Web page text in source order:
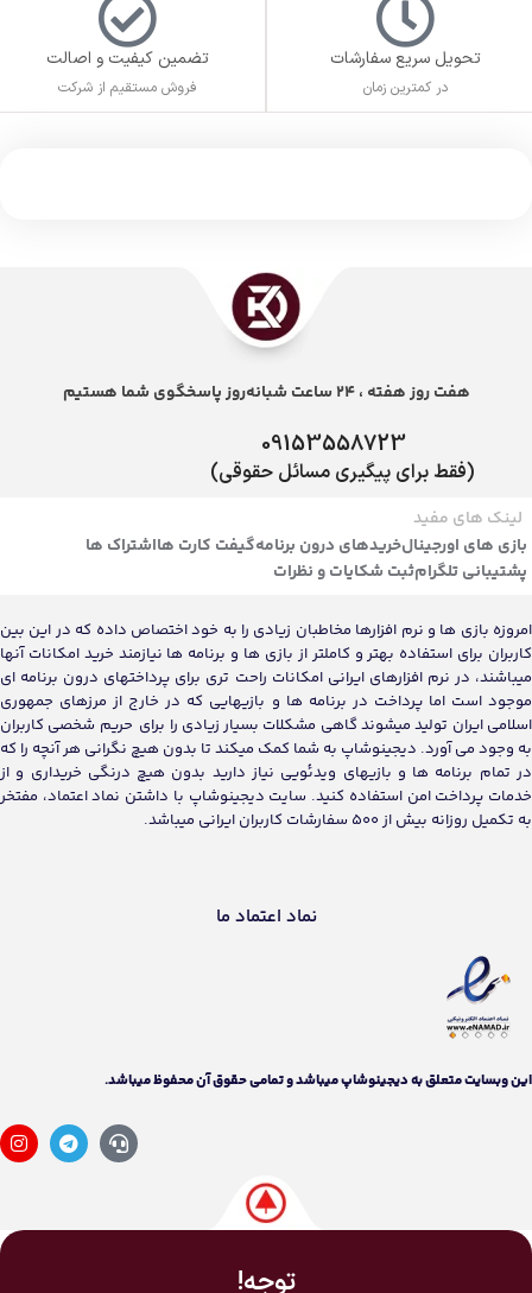
تحویل سریع سفارشات
در کمترین زمان
تضمین کیفیت و اصالت
فروش مستقیم از شرکت
هفت روز هفته ، 24 ساعت شبانه‌روز پاسخگوی شما هستیم
09153558723
(فقط برای پیگیری مسائل حقوقی)
لینک های مفید
بازی های اورجینالخریدهای درون برنامهگیفت کارت هااشتراک ها
پشتیبانی تلگرامثبت شکایات و نظرات
امروزه بازی ها و نرم افزارها مخاطبان زیادی را به خود اختصاص داده که در این بین
کاربران برای استفاده بهتر و کاملتر از بازی ها و برنامه ها نیازمند خرید امکانات آنها
میباشند، در نرم افزارهای ایرانی امکانات راحت تری برای پرداختهای درون برنامه ای
موجود است اما پرداخت در برنامه ها و بازیهایی که در خارج از مرزهای جمهوری
اسلامی ایران تولید میشوند گاهی مشکلات بسیار زیادی را برای حریم شخصی کاربران
به وجود می آورد. دیجینوشاپ به شما کمک میکند تا بدون هیچ نگرانی هر آنچه را که
در تمام برنامه ها و بازیهای ویدئویی نیاز دارید بدون هیچ درنگی خریداری و از
خدمات پرداخت امن استفاده کنید. سایت دیجینوشاپ با داشتن نماد اعتماد، مفتخر
به تکمیل روزانه بیش از 500 سفارشات کاربران ایرانی میباشد.
نماد اعتماد ما
اين وبسايت متعلق به دیجینوشاپ ميباشد و تمامی حقوق آن محفوظ ميباشد.
توجه!